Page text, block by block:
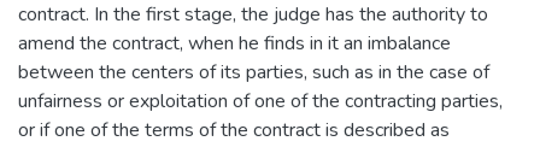
contract. In the first stage, the judge has the authority to
amend the contract, when he finds in it an imbalance
between the centers of its parties, such as in the case of
unfairness or exploitation of one of the contracting parties,
or if one of the terms of the contract is described as